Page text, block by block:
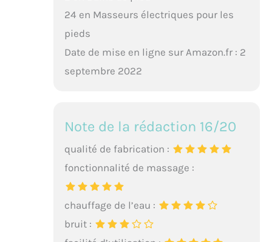
24 en Masseurs électriques pour les
pieds
Date de mise en ligne sur Amazon.fr : 2
septembre 2022
Note de la rédaction 16/20
qualité de fabrication :
fonctionnalité de massage :
chauffage de l’eau :
bruit :